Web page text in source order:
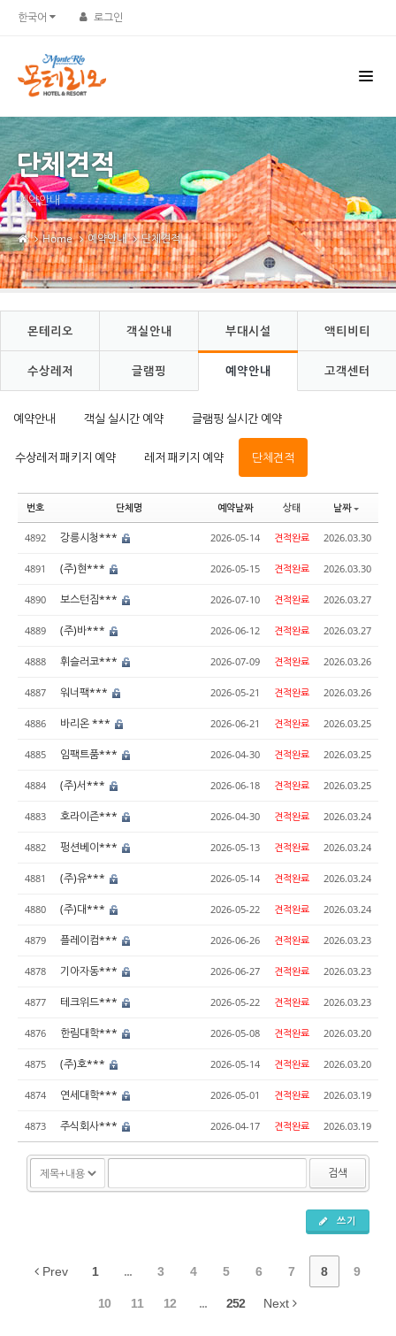
한국어 로그인
단체견적
예약안내
Home 예약안내 단체견적
몬테리오 객실안내 부대시설 액티비티
수상레저 글램핑 예약안내 고객센터
예약안내 객실 실시간 예약 글램핑 실시간 예약
수상레저 패키지 예약 레저 패키지 예약 단체견적
번호 단체명 예약날짜 상태 날짜
4892 강릉시청*** 2026-05-14 견적완료 2026.03.30
4891 (주)현*** 2026-05-15 견적완료 2026.03.30
4890 보스턴짐*** 2026-07-10 견적완료 2026.03.27
4889 (주)바*** 2026-06-12 견적완료 2026.03.27
4888 휘슬러코*** 2026-07-09 견적완료 2026.03.26
4887 워너팩*** 2026-05-21 견적완료 2026.03.26
4886 바리온 *** 2026-06-21 견적완료 2026.03.25
4885 임팩트품*** 2026-04-30 견적완료 2026.03.25
4884 (주)서*** 2026-06-18 견적완료 2026.03.25
4883 호라이즌*** 2026-04-30 견적완료 2026.03.24
4882 펑션베이*** 2026-05-13 견적완료 2026.03.24
4881 (주)유*** 2026-05-14 견적완료 2026.03.24
4880 (주)대*** 2026-05-22 견적완료 2026.03.24
4879 플레이컴*** 2026-06-26 견적완료 2026.03.23
4878 기아자동*** 2026-06-27 견적완료 2026.03.23
4877 테크위드*** 2026-05-22 견적완료 2026.03.23
4876 한림대학*** 2026-05-08 견적완료 2026.03.20
4875 (주)호*** 2026-05-14 견적완료 2026.03.20
4874 연세대학*** 2026-05-01 견적완료 2026.03.19
4873 주식회사*** 2026-04-17 견적완료 2026.03.19
검색
쓰기
Prev 1 ... 3 4 5 6 7 8 9
10 11 12 ... 252 Next
Sketchbook5, 스케치북5